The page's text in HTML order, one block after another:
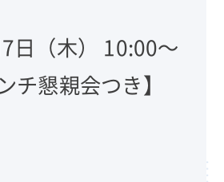
日（木） 10:00～
チ懇親会つき】